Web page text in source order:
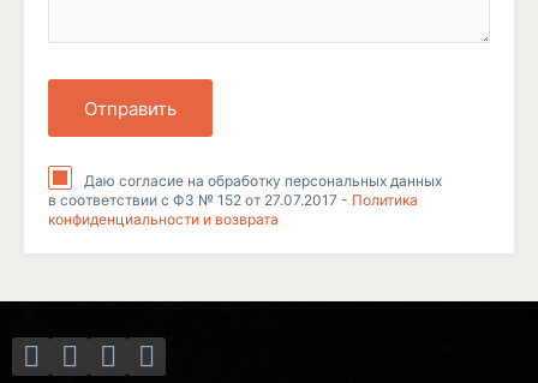
Отправить
Даю согласие на обработку персональных данных
в соответствии с ФЗ № 152 от 27.07.2017 - Политика
конфиденциальности и возврата